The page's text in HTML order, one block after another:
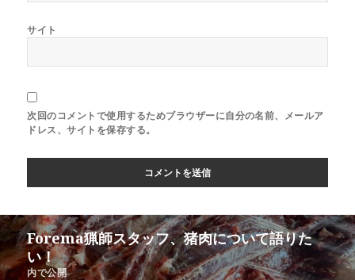
サイト
次回のコメントで使用するためブラウザーに自分の名前、メールア
ドレス、サイトを保存する。
Forema猟師スタッフ、猪肉について語りた
い！
内で公開